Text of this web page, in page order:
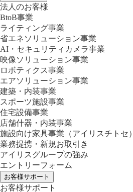
法人のお客様
BtoB事業
ライティング事業
省エネソリューション事業
AI・セキュリティカメラ事業
映像ソリューション事業
ロボティクス事業
エアソリューション事業
建築・内装事業
スポーツ施設事業
住宅設備事業
店舗什器・内装事業
施設向け家具事業 （アイリスチトセ）
業務提携・新規お取引き
アイリスグループの強み
エントリーフォーム
お客様サポート
お客様サポート